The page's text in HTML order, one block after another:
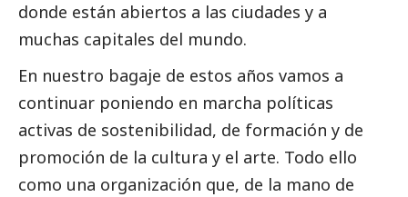
donde están abiertos a las ciudades y a
muchas capitales del mundo.
En nuestro bagaje de estos años vamos a
continuar poniendo en marcha políticas
activas de sostenibilidad, de formación y de
promoción de la cultura y el arte. Todo ello
como una organización que, de la mano de